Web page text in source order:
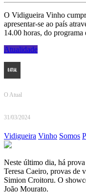
O Vidigueira Vinho
apresentar-se ao país
14.00 horas, do
Atualidade
O Atual
31/03/2024
Vidigueira Vinho Somos
Neste último dia, há
Teresa Caeiro, provas de
Simion Croitoru. O
João Mourato.